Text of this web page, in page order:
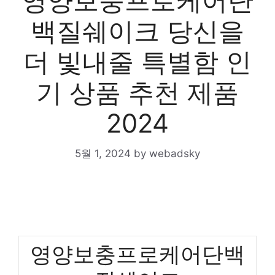
백질쉐이크 당신을
더 빛내줄 특별함 인
기 상품 추천 제품
2024
5월 1, 2024 by webadsky
영양보충프로케어단백